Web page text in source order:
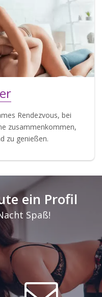
Rendezvous, bei
zusammenkommen,
zu genießen.
ein Profil
Spaß!